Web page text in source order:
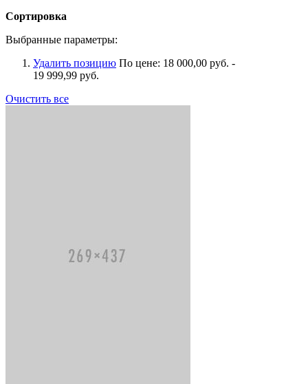
Сортировка
Выбранные параметры:
Удалить позицию По цене: 18 000,00 руб. -
19 999,99 руб.
Очистить все